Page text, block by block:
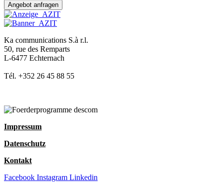
Angebot anfragen
Ka communications S.à r.l.
50, rue des Remparts
L-6477 Echternach
Tél. +352 26 45 88 55
Impressum
Datenschutz
Kontakt
Facebook Instagram Linkedin